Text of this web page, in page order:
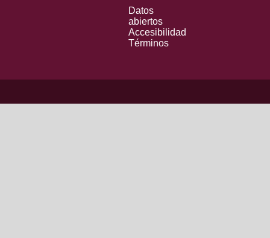
Datos
abiertos
Accesibilidad
Términos